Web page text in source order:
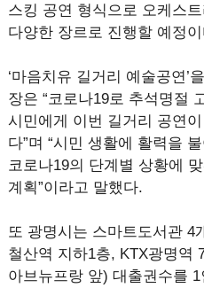
스킹 공연 형식으로 오케스
다양한 장르로 진행할 예정
‘마음치유 길거리 예술공연’
장은 “코로나19로 추석명절
시민에게 이번 길거리 공연
다”며 “시민 생활에 활력을
코로나19의 단계별 상황에
계획”이라고 말했다.
또 광명시는 스마트도서관 4
철산역 지하1층, KTX광명역
아브뉴프랑 앞) 대출권수를